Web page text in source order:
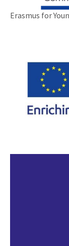
Erasmus for